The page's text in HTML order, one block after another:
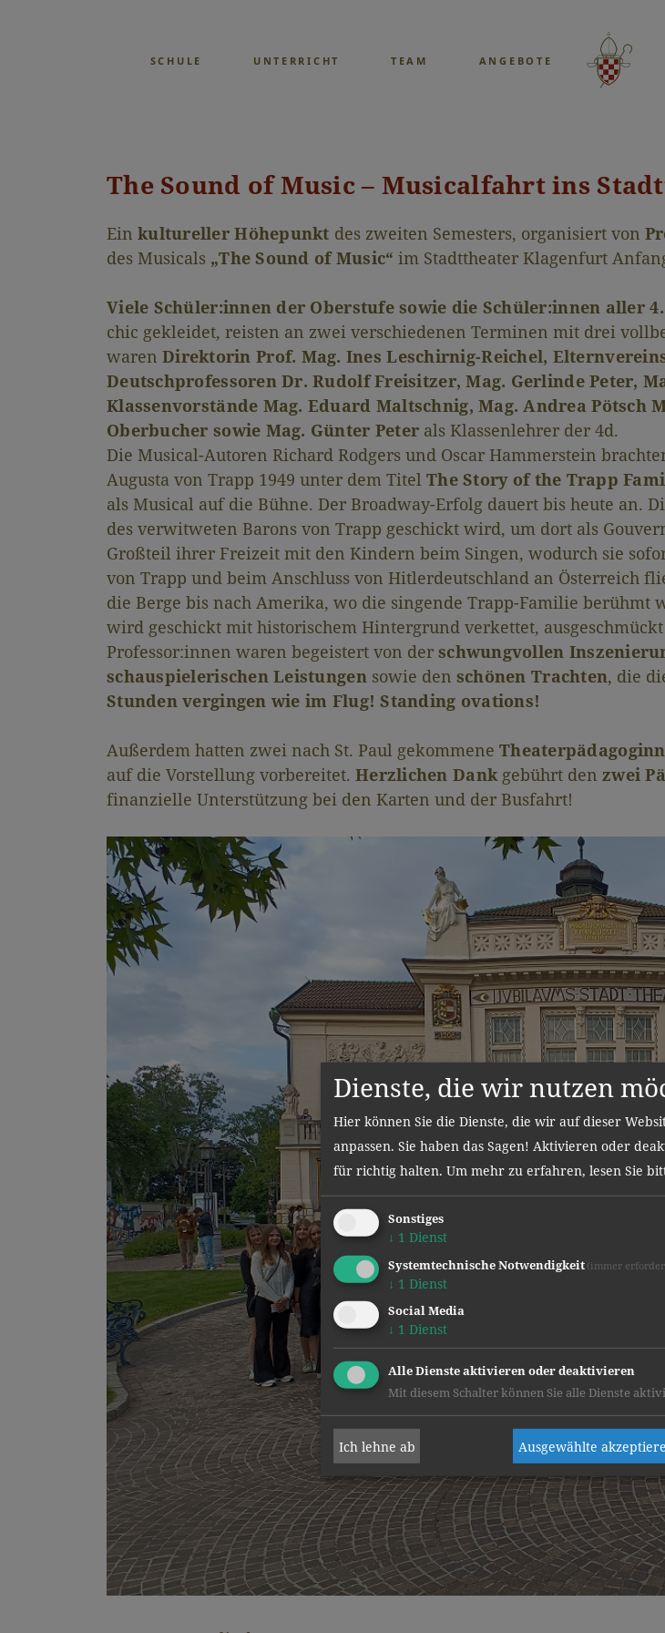
SCHULE UNTERRICHT TEAM ANGEBOTE
The Sound of Music – Musicalfahrt ins
Ein kultureller Höhepunkt des zweiten Semesters, organisiert von
des Musicals „The Sound of Music“ im Stadttheater Klagenfurt
Viele Schüler:innen der Oberstufe sowie die Schüler:innen aller
chic gekleidet, reisten an zwei verschiedenen Terminen mit drei
waren Direktorin Prof. Mag. Ines Leschirnig-Reichel,
Deutschprofessoren Dr. Rudolf Freisitzer, Mag. Gerlinde Peter,
Klassenvorstände Mag. Eduard Maltschnig, Mag. Andrea Pötsch
Oberbucher sowie Mag. Günter Peter als Klassenlehrer der 4d.
Die Musical-Autoren Richard Rodgers und Oscar Hammerstein
Augusta von Trapp 1949 unter dem Titel The Story of the Trapp
als Musical auf die Bühne. Der Broadway-Erfolg dauert bis heute an.
des verwitweten Barons von Trapp geschickt wird, um dort als
Großteil ihrer Freizeit mit den Kindern beim Singen, wodurch sie
von Trapp und beim Anschluss von Hitlerdeutschland an Österreich
die Berge bis nach Amerika, wo die singende Trapp-Familie
wird geschickt mit historischem Hintergrund verkettet,
Professor:innen waren begeistert von der schwungvollen
schauspielerischen Leistungensowie den schönen Trachten, die
Stunden vergingen wie im Flug! Standing ovations!
Außerdem hatten zwei nach St. Paul gekommene
auf die Vorstellung vorbereitet. Herzlichen Dankgebührt denzwei
finanzielle Unterstützung bei den Karten und der Busfahrt!
Dienste, die wir nutzen
Hier können Sie die Dienste, die wir auf dieser
anpassen. Sie haben das Sagen! Aktivieren oder
für richtig halten. Um mehr zu erfahren, lesen Sie
Sonstiges
↓ 1 Dienst
Systemtechnische Notwendigkeit (immer
↓ 1 Dienst
Social Media
↓ 1 Dienst
Alle Dienste aktivieren oder deaktivieren
Mit diesem Schalter können Sie alle Dienste
Ich lehne ab Ausgewählte